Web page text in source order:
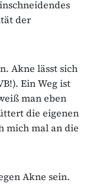
der
Akne lässt sich
Ein Weg ist
man eben
die eigenen
mich mal an die
Akne sein.